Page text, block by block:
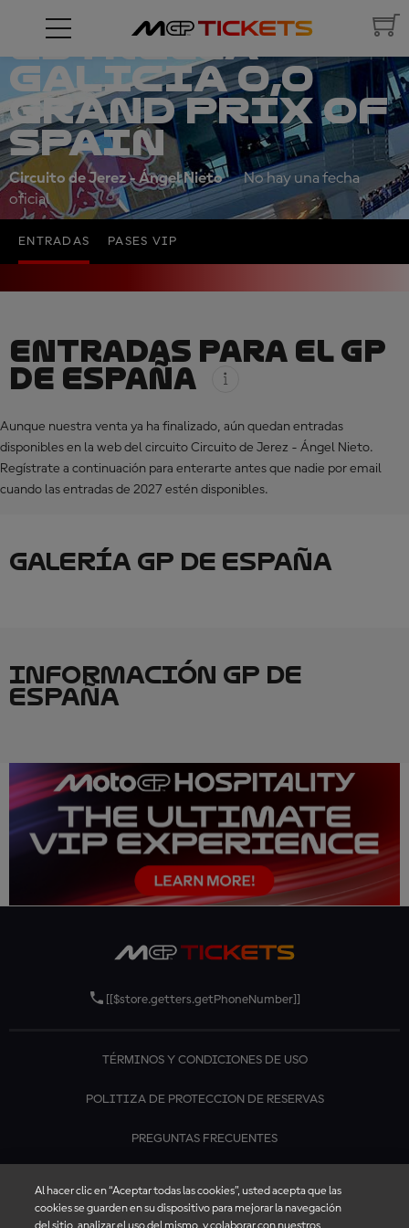
ESTRELLA
GALICIA 0,0
GRAND PRIX OF
SPAIN
Circuito de Jerez - Ángel Nieto
No hay una fecha
oficial
ENTRADAS PASES VIP
ENTRADAS PARA EL GP
DE ESPAÑA
Aunque nuestra venta ya ha finalizado, aún quedan entradas
disponibles en la web del circuito Circuito de Jerez - Ángel Nieto.
Regístrate a continuación para enterarte antes que nadie por email
cuando las entradas de 2027 estén disponibles.
GALERÍA GP DE ESPAÑA
INFORMACIÓN GP DE
ESPAÑA
[[$store.getters.getPhoneNumber]]
TÉRMINOS Y CONDICIONES DE USO
POLITIZA DE PROTECCION DE RESERVAS
PREGUNTAS FRECUENTES
Al hacer clic en “Aceptar todas las cookies”, usted acepta que las
cookies se guarden en su dispositivo para mejorar la navegación